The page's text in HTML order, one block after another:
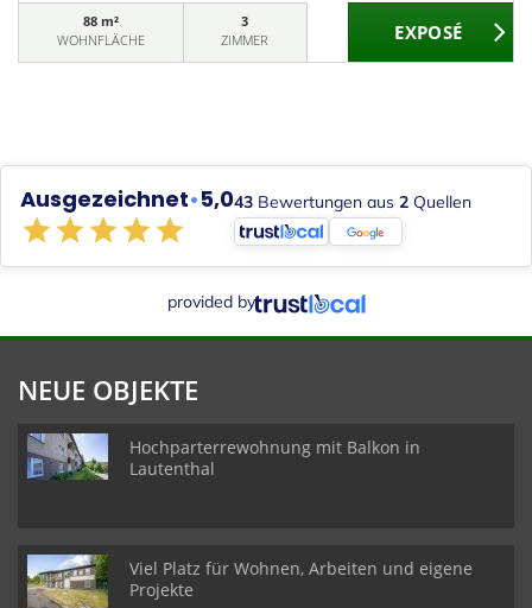
88 m²
WOHNFLÄCHE
3
ZIMMER
Ausgezeichnet•5,043 Bewertungen aus 2 Quellen
provided by
NEUE OBJEKTE
Hochparterrewohnung mit Balkon in
Lautenthal
Viel Platz für Wohnen, Arbeiten und eigene
Projekte